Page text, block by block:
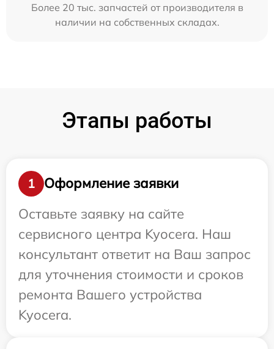
Более 20 тыс. запчастей от производителя в
наличии на собственных складах.
Этапы работы
1
Оформление заявки
Оставьте заявку на сайте
сервисного центра Kyocera. Наш
консультант ответит на Ваш запрос
для уточнения стоимости и сроков
ремонта Вашего устройства
Kyocera.